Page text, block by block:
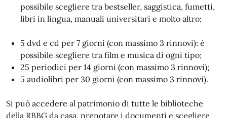
possibile scegliere tra bestseller, saggistica, fumetti,
libri in lingua, manuali universitari e molto altro;
5 dvd e cd per 7 giorni (con massimo 3 rinnovi): è
possibile scegliere tra film e musica di ogni tipo;
25 periodici per 14 giorni (con massimo 3 rinnovi);
5 audiolibri per 30 giorni (con massimo 3 rinnovi).
Si può accedere al patrimonio di tutte le biblioteche
della RBBG da casa, prenotare i documenti e scegliere